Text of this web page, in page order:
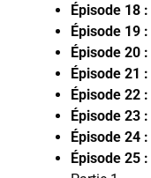
Épisode 18 :
Épisode 19 :
Épisode 20 :
Épisode 21 :
Épisode 22 :
Épisode 23 :
Épisode 24 :
Épisode 25 :